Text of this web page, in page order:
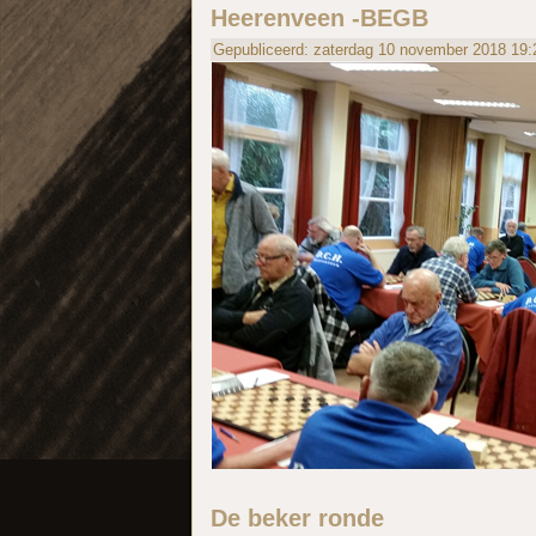
Heerenveen -BEGB
Gepubliceerd: zaterdag 10 november 2018
De beker ronde